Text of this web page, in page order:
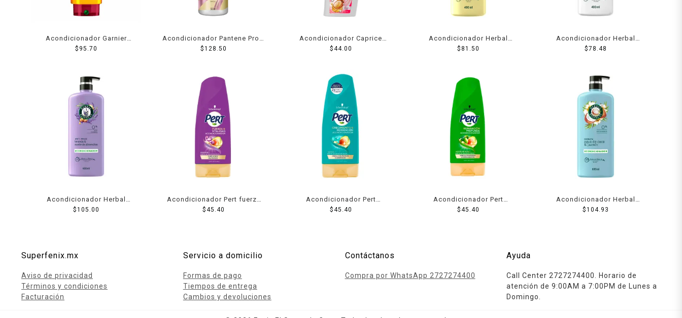
Acondicionador Garnier
Fructis oil repair liso coco
$ 95.70
Acondicionador Pantene Pro-v
Miracles colágeno nutre &
$128.50
Acondicionador Caprice
especialidades renovador
$44.00
Acondicionador Herbal
Essences Brillo Manzanilla &
$ 81.50
Acondicionador Herbal
Essences Detox té verde &
$78.48
Acondicionador Herbal
Essences Anti-Frizz lavanda &
$105.00
Acondicionador Pert fuerza
keratina 360 ml
$45.40
Acondicionador Pert
crecimiento y reparación 360
$45.40
Acondicionador Pert
reparación aceite de oliva 360
$45.40
Acondicionador Herbal
Essences Hidrata agua de
$104.93
Superfenix.mx
Aviso de privacidad
Términos y condiciones
Facturación
Servicio a domicilio
Formas de pago
Tiempos de entrega
Cambios y devoluciones
Contáctanos
Compra por WhatsApp 2727274400
Ayuda
Call Center 2727274400. Horario de
atención de 9:00AM a 7:00PM de Lunes a
Domingo.